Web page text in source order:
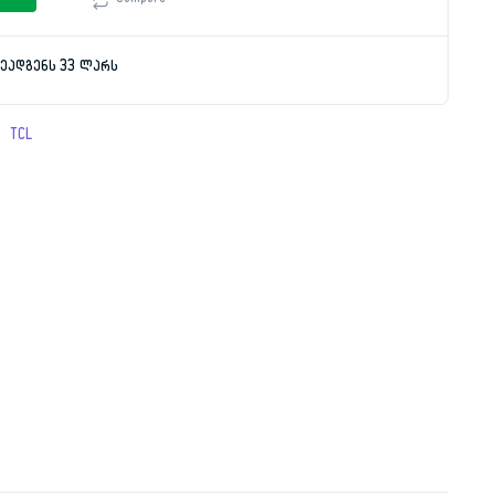
₾.
₾.
33 ლარს
TCL